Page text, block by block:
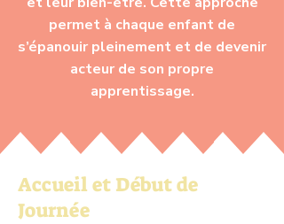
permet à chaque enfant de
s’épanouir pleinement et de devenir
acteur de son propre
apprentissage.
Accueil et Début de
Journée